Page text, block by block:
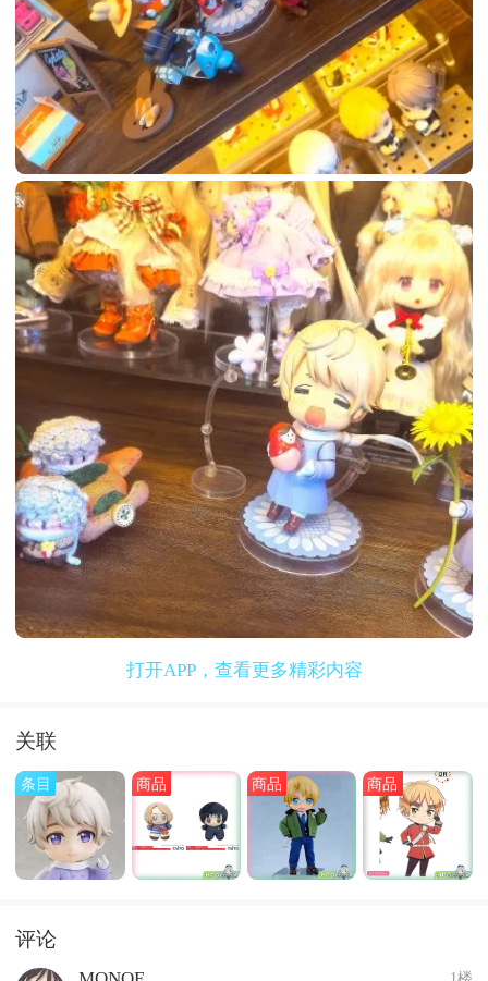
打开APP，查看更多精彩内容
关联
条目 商品 商品 商品
评论
1楼